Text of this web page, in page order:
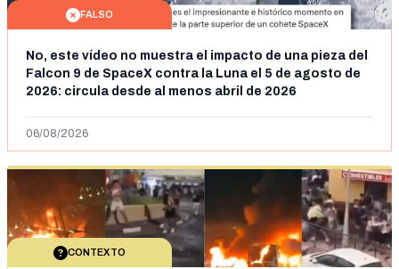
FALSO
No, este vídeo no muestra el impacto de una pieza del
Falcon 9 de SpaceX contra la Luna el 5 de agosto de
2026: circula desde al menos abril de 2026
06/08/2026
CONTEXTO